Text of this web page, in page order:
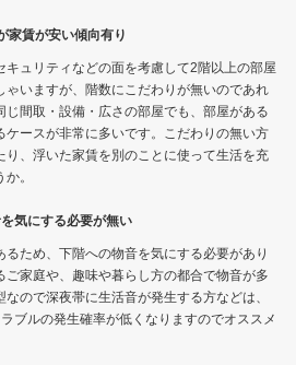
家賃が安い傾向有り
キュリティなどの面を考慮して2階以上の部屋
ゃいますが、階数にこだわりが無いのであれ
間取・設備・広さの部屋でも、部屋がある
ケースが非常に多いです。こだわりの無い方
り、浮いた家賃を別のことに使って生活を充
。
気にする必要が無い
ため、下階への物音を気にする必要があり
ご家庭や、趣味や暮らし方の都合で物音が多
ので深夜帯に生活音が発生する方などは、
ブルの発生確率が低くなりますのでオススメ